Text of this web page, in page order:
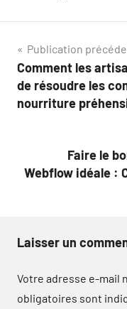
Navigation
de
l’article
Publication
Comment les
de résoudre les
nourriture
Faire le
Webflow idéale :
Laisser un
Votre adresse e-mail
obligatoires sont